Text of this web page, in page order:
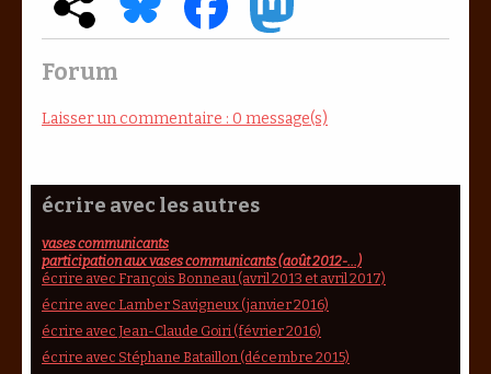
Forum
Laisser un commentaire : 0 message(s)
écrire avec les autres
vases communicants
participation aux vases communicants (août 2012-...)
écrire avec François Bonneau (avril 2013 et avril 2017)
écrire avec Lamber Savigneux (janvier 2016)
écrire avec Jean-Claude Goiri (février 2016)
écrire avec Stéphane Bataillon (décembre 2015)